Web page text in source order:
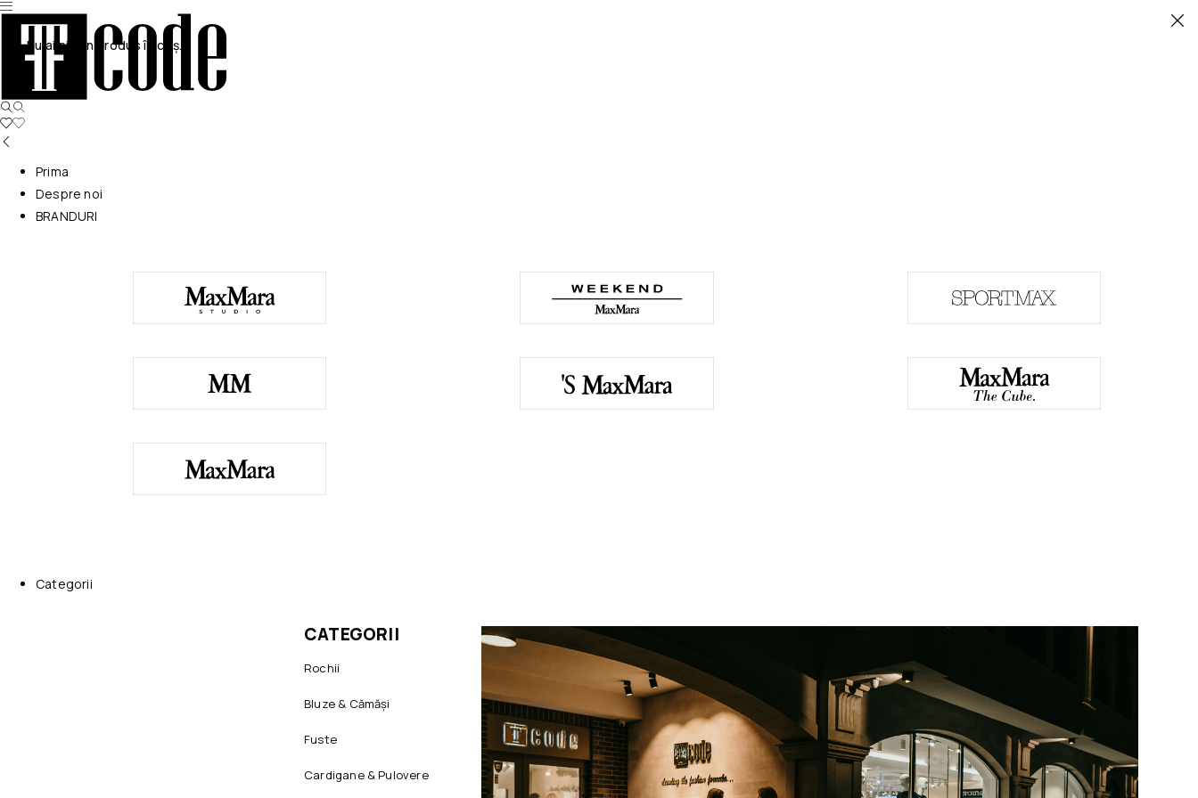
Nu ai niciun produs în coș.
Prima
Despre noi
BRANDURI
Categorii
CATEGORII
Rochii
Bluze & Cămăși
Fuste
Cardigane & Pulovere